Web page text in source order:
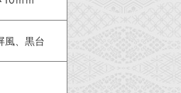
風、黒台